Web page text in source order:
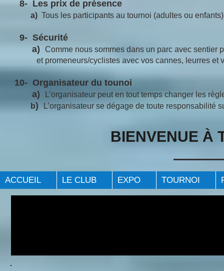
8- Les prix de présence
a) Tous les participants au tournoi (adultes ou
9- Sécurité
a) Comme nous sommes dans un parc avec
et promeneurs/cyclistes avec vos cannes, leurres et
10- Organisateur du tounoi
a)
L’organisateur peut en tout temps changer les
b) L’organisateur se dégage de toute responsabilité
BIENVENUE À
ACCUEIL LE CLUB EXPO TOURNOI